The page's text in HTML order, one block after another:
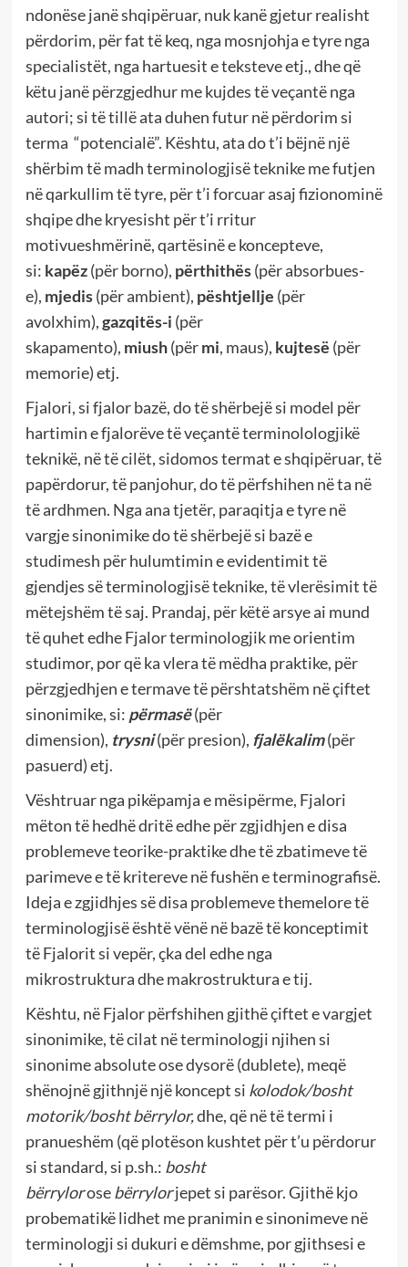
ndonëse janë shqipëruar, nuk kanë gjetur realisht
përdorim, për fat të keq, nga mosnjohja e tyre nga
specialistët, nga hartuesit e teksteve etj., dhe që
këtu janë përzgjedhur me kujdes të veçantë nga
autori; si të tillë ata duhen futur në përdorim si
terma “potencialë”. Kështu, ata do t’i bëjnë një
shërbim të madh terminologjisë teknike me futjen
në qarkullim të tyre, për t’i forcuar asaj fizionominë
shqipe dhe kryesisht për t’i rritur
motivueshmërinë, qartësinë e koncepteve,
si: kapëz (për borno), përthithës(për absorbues-
e), mjedis(për ambient), pështjellje (për
avolxhim),gazqitës-i (për
skapamento), miush(përmi, maus), kujtesë (për
memorie) etj.
Fjalori, si fjalor bazë, do të shërbejë si model për
hartimin e fjalorëve të veçantë terminolologjikë
teknikë, në të cilët, sidomos termat e shqipëruar, të
papërdorur, të panjohur, do të përfshihen në ta në
të ardhmen. Nga ana tjetër, paraqitja e tyre në
vargje sinonimike do të shërbejë si bazë e
studimesh për hulumtimin e evidentimit të
gjendjes së terminologjisë teknike, të vlerësimit të
mëtejshëm të saj. Prandaj, për këtë arsye ai mund
të quhet edhe Fjalor terminologjik me orientim
studimor, por që ka vlera të mëdha praktike, për
përzgjedhjen e termave të përshtatshëm në çiftet
sinonimike, si: përmasë(për
dimension), trysni (për presion), fjalëkalim(për
pasuerd) etj.
Vështruar nga pikëpamja e mësipërme, Fjalori
mëton të hedhë dritë edhe për zgjidhjen e disa
problemeve teorike-praktike dhe të zbatimeve të
parimeve e të kritereve në fushën e terminografisë.
Ideja e zgjidhjes së disa problemeve themelore të
terminologjisë është vënë në bazë të konceptimit
të Fjalorit si vepër, çka del edhe nga
mikrostruktura dhe makrostruktura e tij.
Kështu, në Fjalor përfshihen gjithë çiftet e vargjet
sinonimike, të cilat në terminologji njihen si
sinonime absolute ose dysorë (dublete), meqë
shënojnë gjithnjë një koncept si kolodok/bosht
motorik/bosht bërrylor,dhe, që në të termi i
pranueshëm (që plotëson kushtet për t’u përdorur
si standard, si p.sh.: bosht
bërrylorosebërrylorjepet si parësor. Gjithë kjo
probematikë lidhet me pranimin e sinonimeve në
terminologji si dukuri e dëmshme, por gjithsesi e